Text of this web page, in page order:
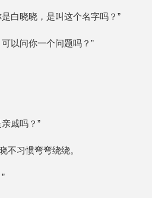
白晓晓，是叫这个名字吗？”
以问你一个问题吗？”
戚吗？”
不习惯弯弯绕绕。